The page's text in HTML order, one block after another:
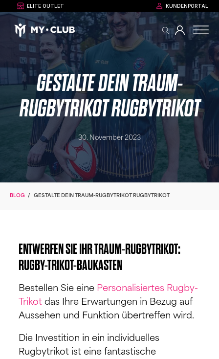
ELITE OUTLET KUNDENPORTAL
GESTALTE DEIN TRAUM-
RUGBYTRIKOT RUGBYTRIKOT
30. November 2023
BLOG / GESTALTE DEIN TRAUM-RUGBYTRIKOT RUGBYTRIKOT
ENTWERFEN SIE IHR TRAUM-RUGBYTRIKOT:
RUGBY-TRIKOT-BAUKASTEN
Bestellen Sie eine Personalisiertes Rugby-
Trikot das Ihre Erwartungen in Bezug auf
Aussehen und Funktion übertreffen wird.
Die Investition in ein individuelles
Rugbytrikot ist eine fantastische